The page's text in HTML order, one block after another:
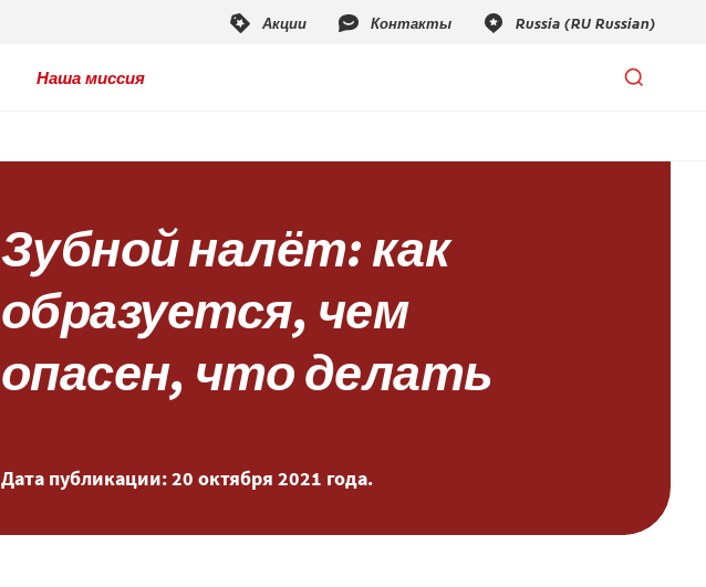
Наша миссия
Зубной налёт: как
образуется, чем
опасен, что делать
Дата публикации: 20 октября 2021 года.